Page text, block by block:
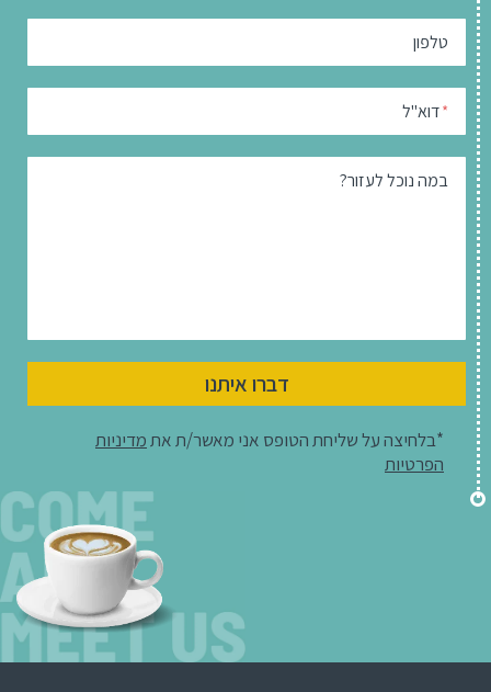
טלפון
*דוא"ל
במה נוכל לעזור?
דברו איתנו
*בלחיצה על שליחת הטופס אני מאשר/ת אתמדיניות
הפרטיות